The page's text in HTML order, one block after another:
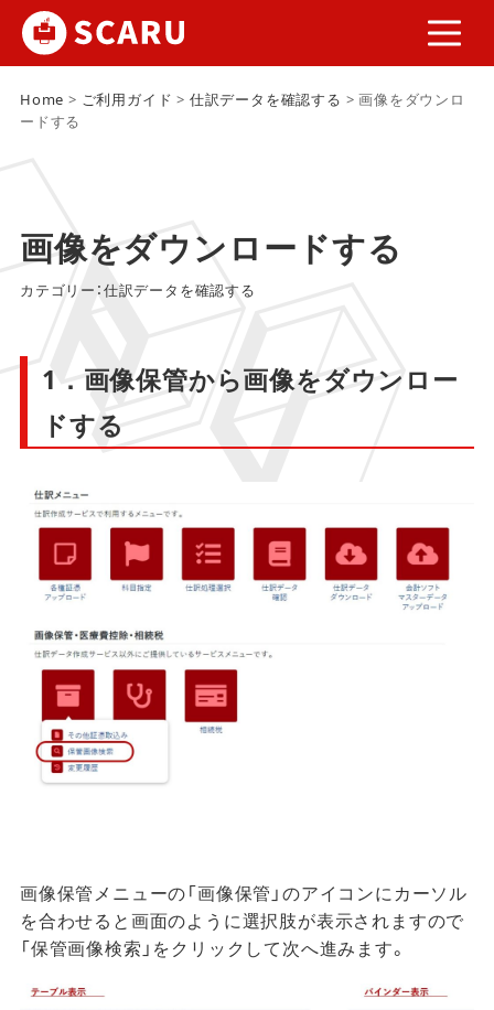
Home > ご利用ガイド > 仕訳データを確認する >画像をダウンロ
ードする
画像をダウンロードする
カテゴリー：仕訳データを確認する
1．画像保管から画像をダウンロー
ドする
画像保管メニューの「画像保管」のアイコンにカーソル
を合わせると画面のように選択肢が表示されますので
「保管画像検索」をクリックして次へ進みます。